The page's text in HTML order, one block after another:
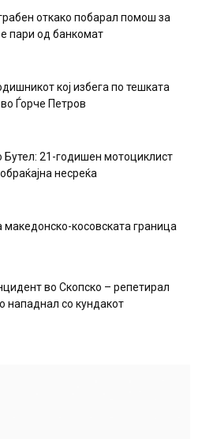
откако побарал помош за
пари од банкомат
кој избега по тешката
Ѓорче Петров
Бутел: 21-годишен мотоциклист
несреќа
македонско-косовската граница
во Скопско – репетирал
нападнал со кундакот